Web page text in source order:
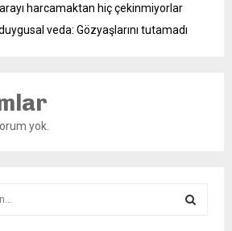
harcamaktan hiç çekinmiyorlar
veda: Gözyaşlarını tutamadı
yok.